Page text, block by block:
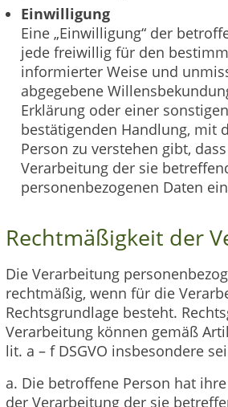
Einwilligung
Eine „Einwilligung“ der
jede freiwillig für den
informierter Weise und
abgegebene
Erklärung oder einer
bestätigenden Handlung, mit
Person zu verstehen gibt,
Verarbeitung der sie
personenbezogenen Daten
Rechtmäßigkeit der
Die Verarbeitung
rechtmäßig, wenn für die
Rechtsgrundlage besteht.
Verarbeitung können gemäß
lit. a – f DSGVO insbesondere
a. Die betroffene Person hat
der Verarbeitung der sie